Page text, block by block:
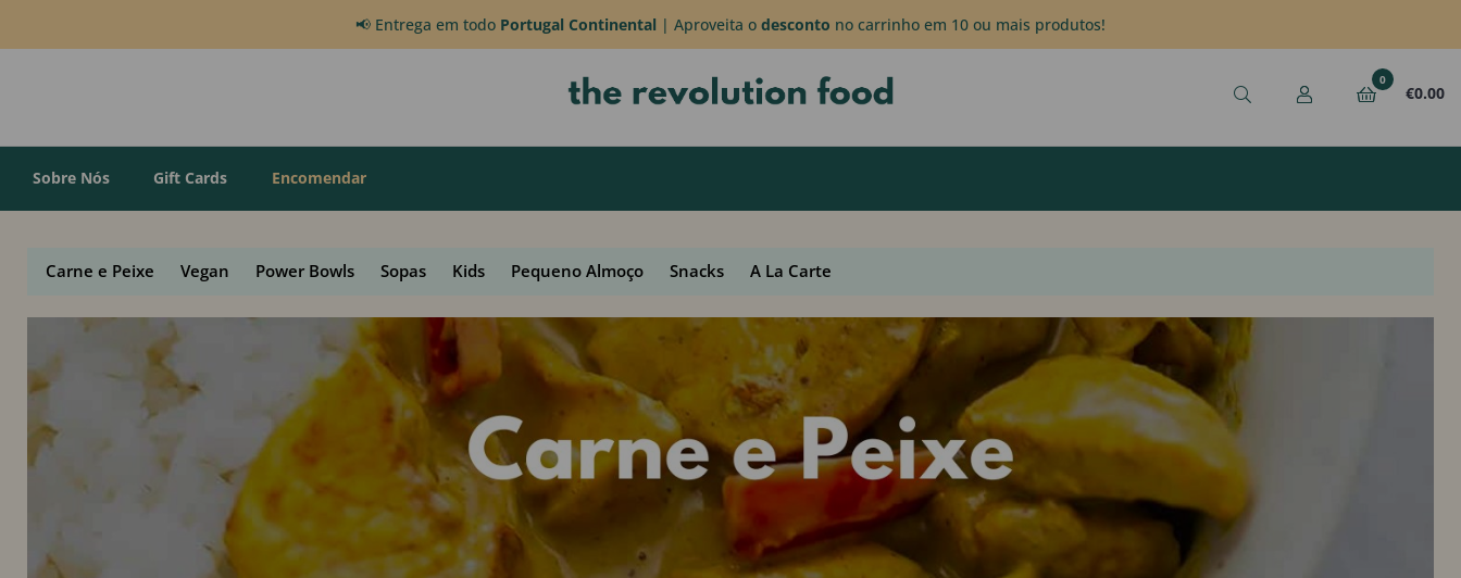
📢 Entrega em todo Portugal Continental | Aproveita o desconto no carrinho em 10 ou mais produtos!
0
€0.00
Sobre Nós Gift Cards Encomendar
Carne e Peixe Vegan Power Bowls Sopas Kids Pequeno Almoço Snacks A La Carte